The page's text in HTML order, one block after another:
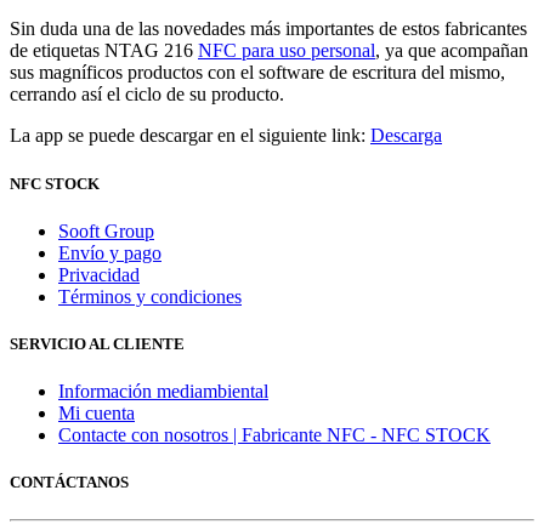
Sin duda una de las novedades más importantes de estos fabricantes
de etiquetas NTAG 216 NFC para uso personal, ya que acompañan
sus magníficos productos con el software de escritura del mismo,
cerrando así el ciclo de su producto.
La app se puede descargar en el siguiente link: Descarga
NFC STOCK
Sooft Group
Envío y pago
Privacidad
Términos y condiciones
SERVICIO AL CLIENTE
Información mediambiental
Mi cuenta
Contacte con nosotros | Fabricante NFC - NFC STOCK
CONTÁCTANOS